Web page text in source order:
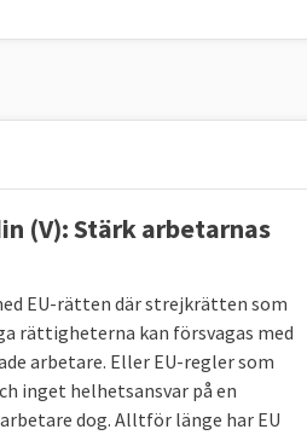
och ekonomiskt stöd
posten som EU-
(V): Stärk arbetarnas
EU-rätten där strejkrätten som
rättigheterna kan försvagas med
arbetare. Eller EU-regler som
inget helhetsansvar på en
dog. Alltför länge har EU